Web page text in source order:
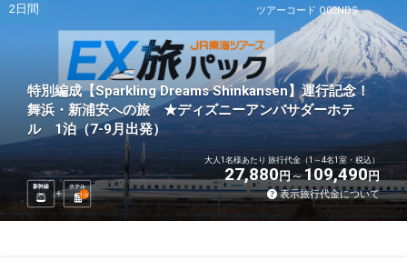
ツアーコード Q02NDS
2日間
特別編成【Sparkling Dreams Shinkansen】運行記念！
舞浜・新浦安への旅 ★ディズニーアンバサダーホテ
ル 1泊（7-9月出発）
新幹線
ホテル
1 泊
大人1名様あたり 旅行代金（1～4名1室・税込）
27,880円 109,490円
表示旅行代金について